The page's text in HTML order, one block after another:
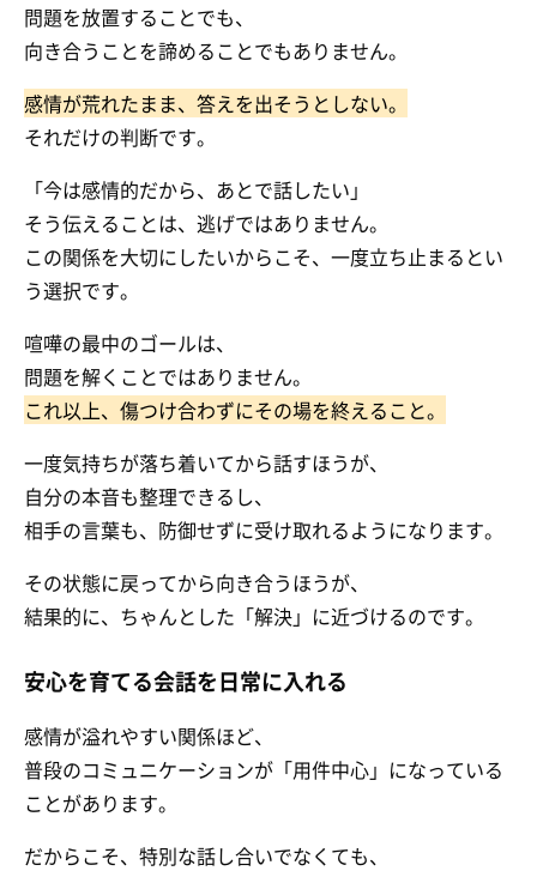
問題を放置することでも、
向き合うことを諦めることでもありません。
感情が荒れたまま、答えを出そうとしない。
それだけの判断です。
「今は感情的だから、あとで話したい」
そう伝えることは、逃げではありません。
この関係を大切にしたいからこそ、一度立ち止まるとい
う選択です。
喧嘩の最中のゴールは、
問題を解くことではありません。
これ以上、傷つけ合わずにその場を終えること。
一度気持ちが落ち着いてから話すほうが、
自分の本音も整理できるし、
相手の言葉も、防御せずに受け取れるようになります。
その状態に戻ってから向き合うほうが、
結果的に、ちゃんとした「解決」に近づけるのです。
安心を育てる会話を日常に入れる
感情が溢れやすい関係ほど、
普段のコミュニケーションが「用件中心」になっている
ことがあります。
だからこそ、特別な話し合いでなくても、